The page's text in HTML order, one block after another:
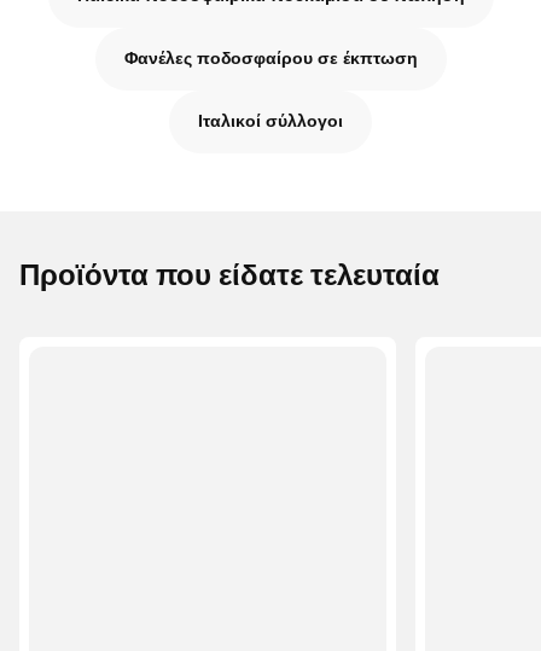
Φανέλες ποδοσφαίρου σε έκπτωση
Ιταλικοί σύλλογοι
Προϊόντα που είδατε τελευταία